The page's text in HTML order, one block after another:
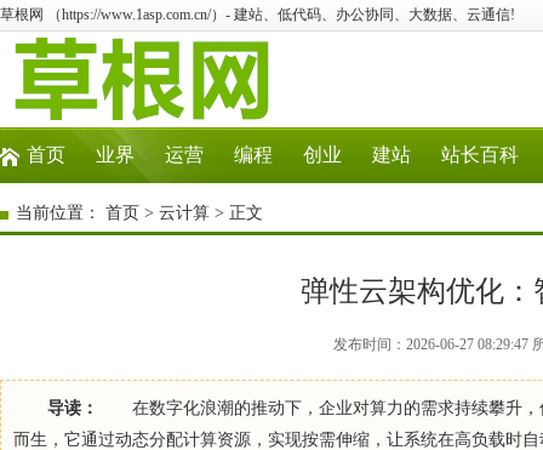
草根网 （https://www.1asp.com.cn/）- 建站、低代码、办公协同、大数据、云通信!
首页 业界 运营 编程 创业 建站 站长百科
当前位置： 首页 > 云计算 > 正文
弹性云架构优化
发布时间：2026-06-27 08:29:47
导读：
在数字化浪潮的推动下，企业对算力的需求持续攀升，
而生，它通过动态分配计算资源，实现按需伸缩，让系统在高负载时